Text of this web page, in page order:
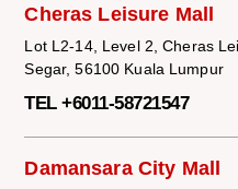
Cheras Leisure Mall
Lot L2-14, Level 2, Cheras
Segar, 56100 Kuala Lumpur
TEL +6011-58721547
Damansara City Mall